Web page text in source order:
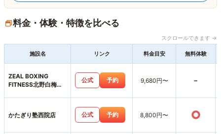
料金・体験・特徴を比べる
スクロールできます →
施設名 リンク 料金目安 無料体験
ZEAL BOXING
FITNESS北野白梅町
公式 予約 9,680円〜 -
かたぎり塾西院店 公式 予約 8,800円〜 ○